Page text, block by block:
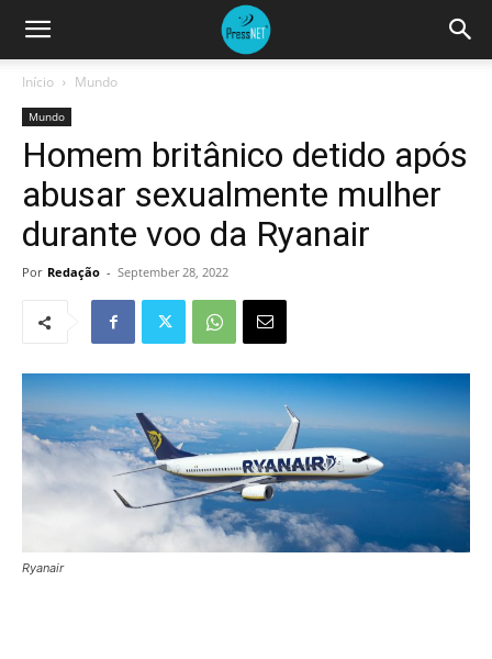
Início Mundo
Mundo
Homem britânico detido após
abusar sexualmente mulher
durante voo da Ryanair
Por Redação - September 28, 2022
Ryanair